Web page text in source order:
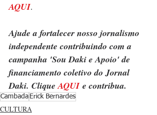
AQUI.
Ajude a fortalecer nosso jornalismo
independente contribuindo com a
campanha 'Sou Daki e Apoio' de
financiamento coletivo do Jornal
Daki. Clique AQUI e contribua.
Cambada Erick Bernardes
CULTURA